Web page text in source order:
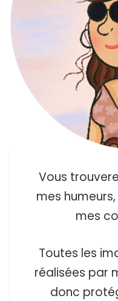
Vous
mes
mes
Toutes les
réalisées par
donc